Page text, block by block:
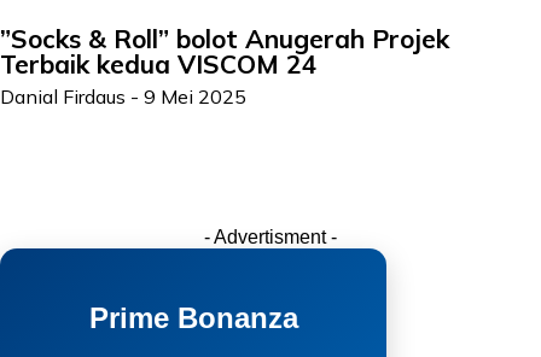
”Socks & Roll” bolot Anugerah Projek
Terbaik kedua VISCOM 24
Danial Firdaus - 9 Mei 2025
- Advertisment -
Prime Bonanza